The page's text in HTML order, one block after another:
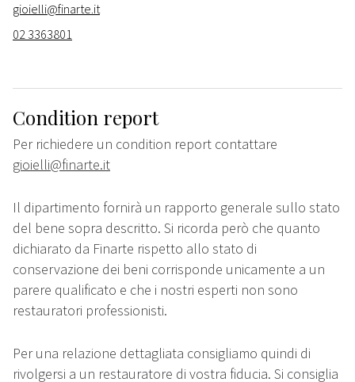
gioielli@finarte.it
02 3363801
Condition report
Per richiedere un condition report contattare
gioielli@finarte.it
Il dipartimento fornirà un rapporto generale sullo stato
del bene sopra descritto. Si ricorda però che quanto
dichiarato da Finarte rispetto allo stato di
conservazione dei beni corrisponde unicamente a un
parere qualificato e che i nostri esperti non sono
restauratori professionisti.
Per una relazione dettagliata consigliamo quindi di
rivolgersi a un restauratore di vostra fiducia. Si consiglia